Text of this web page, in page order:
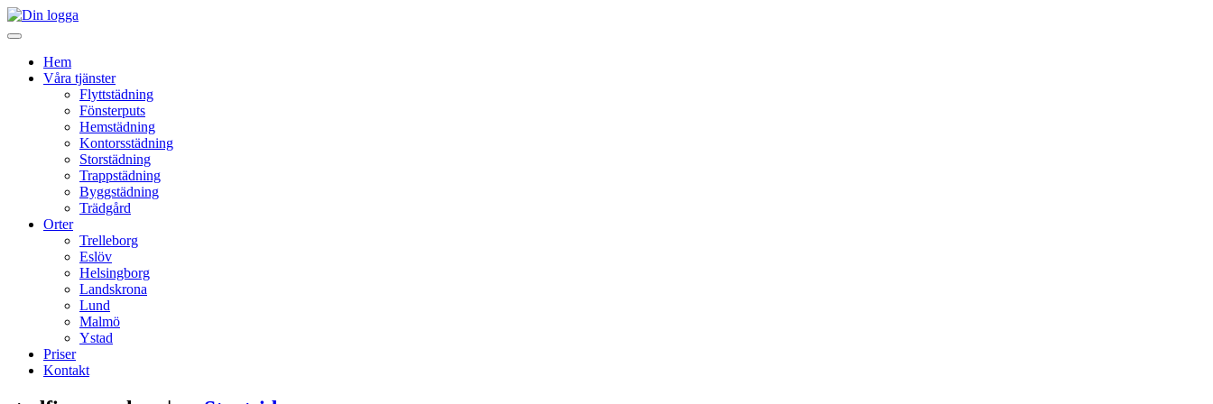
Hem
Våra tjänster
Flyttstädning
Fönsterputs
Hemstädning
Kontorsstädning
Storstädning
Trappstädning
Byggstädning
Trädgård
Orter
Trelleborg
Eslöv
Helsingborg
Landskrona
Lund
Malmö
Ystad
Priser
Kontakt